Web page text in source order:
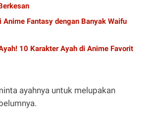
Anime Fantasy dengan Banyak Waifu
10 Karakter Ayah di Anime Favorit
ayahnya untuk melupakan